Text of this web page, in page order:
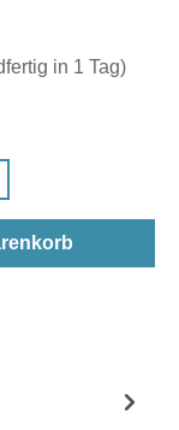
in 1 Tag)